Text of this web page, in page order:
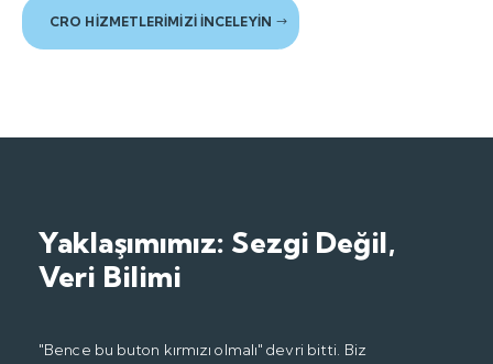
CRO HİZMETLERİMİZİ İNCELEYİN
Yaklaşımımız: Sezgi Değil,
Veri Bilimi
"Bence bu buton kırmızı olmalı" devri bitti. Biz